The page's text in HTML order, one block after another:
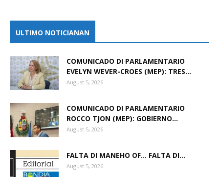
ULTIMO NOTICIANAN
COMUNICADO DI PARLAMENTARIO
EVELYN WEVER-CROES (MEP): TRES...
August 5, 2026
COMUNICADO DI PARLAMENTARIO
ROCCO TJON (MEP): GOBIERNO...
August 5, 2026
FALTA DI MANEHO OF… FALTA DI...
August 5, 2026